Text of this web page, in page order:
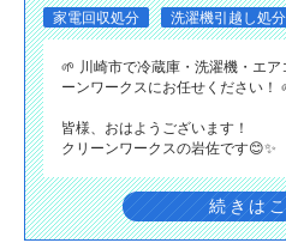
家電回収処分
洗濯機引越し処分
🌱 川崎市で冷蔵庫・洗濯機・エ
ーンワークスにお任せください！
皆様、おはようございます！
クリーンワークスの岩佐です😊✨
続きは